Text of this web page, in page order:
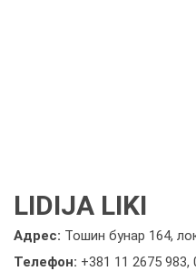
LIDIJA LIKI
Адрес: Тошин бунар 164,
Телефон: +381 11 2675 983,